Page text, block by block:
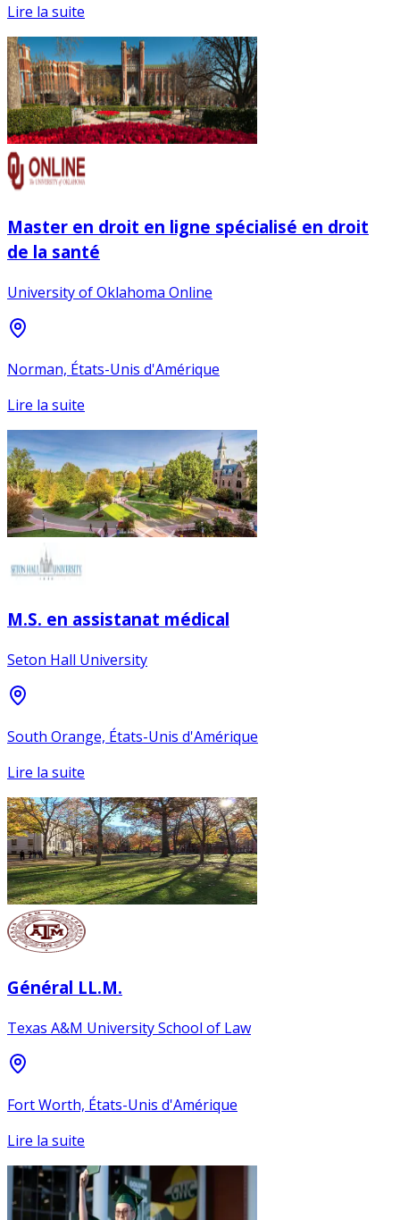
Lire la suite
Master en droit en ligne spécialisé en droit
de la santé
University of Oklahoma Online
Norman, États-Unis d'Amérique
Lire la suite
M.S. en assistanat médical
Seton Hall University
South Orange, États-Unis d'Amérique
Lire la suite
Général LL.M.
Texas A&M University School of Law
Fort Worth, États-Unis d'Amérique
Lire la suite